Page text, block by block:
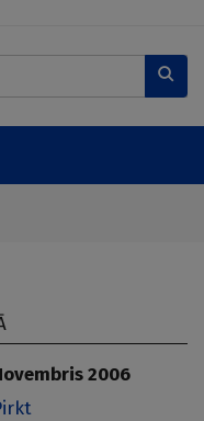
2006